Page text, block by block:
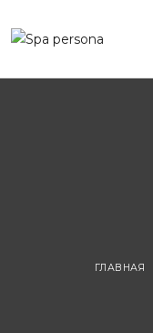
ГЛАВНАЯ